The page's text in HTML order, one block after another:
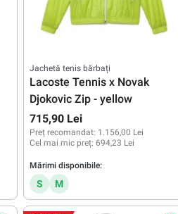
Jachetă tenis bărbați
Lacoste Tennis x Novak
Djokovic Zip - yellow
715,90 Lei
Preț recomandat: 1.156,00 Lei
Cel mai mic preț: 694,23 Lei
Mărimi disponibile:
S M